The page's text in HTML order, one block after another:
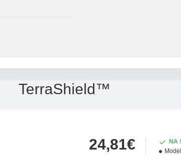
TerraShield™
24,81€
NA